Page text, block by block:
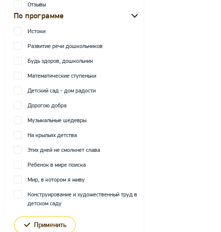
Отзывы
По программе
Истоки
Развитие речи дошкольников
Будь здоров, дошкольник
Математические ступеньки
Детский сад - дом радости
Дорогою добра
Музыкальные шедевры
На крыльях детства
Этих дней не смолкнет слава
Ребенок в мире поиска
Мир, в котором я живу
Конструирование и художественный труд в
детском саду
Применить